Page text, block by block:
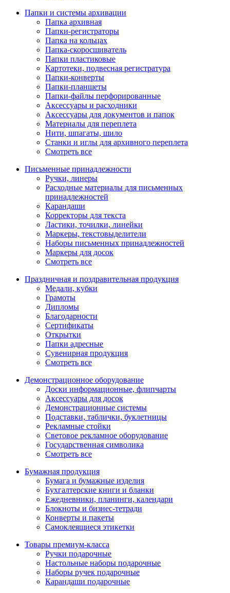
Папки и системы архивации
Папка архивная
Папки-регистраторы
Папка на кольцах
Папка-скоросшиватель
Папки пластиковые
Картотеки, подвесная регистратура
Папки-конверты
Папки-планшеты
Папки-файлы перфорированные
Аксессуары и расходники
Аксессуары для документов и папок
Материалы для переплета
Нити, шпагаты, шило
Станки и иглы для архивного переплета
Смотреть все
Письменные принадлежности
Ручки, линеры
Расходные материалы для письменных
принадлежностей
Карандаши
Корректоры для текста
Ластики, точилки, линейки
Маркеры, текстовыделители
Наборы письменных принадлежностей
Маркеры для досок
Смотреть все
Праздничная и поздравительная продукция
Медали, кубки
Грамоты
Дипломы
Благодарности
Сертификаты
Открытки
Папки адресные
Сувенирная продукция
Смотреть все
Демонстрационное оборудование
Доски информационные, флипчарты
Аксессуары для досок
Демонстрационные системы
Подставки, таблички, буклетницы
Рекламные стойки
Световое рекламное оборудование
Государственная символика
Смотреть все
Бумажная продукция
Бумага и бумажные изделия
Бухгалтерские книги и бланки
Ежедневники, планинги, календари
Блокноты и бизнес-тетради
Конверты и пакеты
Самоклеящиеся этикетки
Товары премиум-класса
Ручки подарочные
Настольные наборы подарочные
Наборы ручек подарочные
Карандаши подарочные